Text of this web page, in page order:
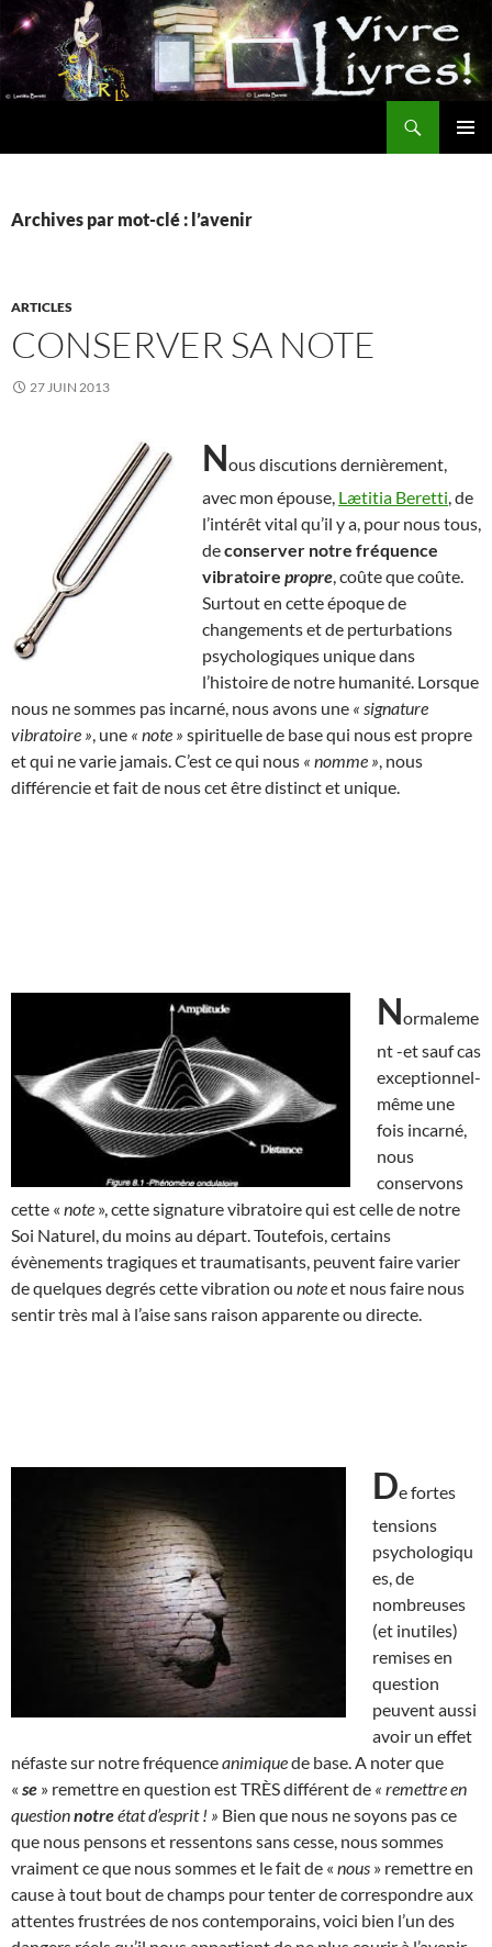
Aller
au
contenu
Archives par mot-clé : l’avenir
ARTICLES
CONSERVER SA NOTE
27 JUIN 2013
Nous discutions dernièrement,
avec mon épouse, Lætitia Beretti , de
l’intérêt vital qu’il y a, pour nous tous,
deconserver notre fréquence
vibratoire propre , coûte que coûte.
Surtout en cette époque de
changements et de perturbations
psychologiques unique dans
l’histoire de notre humanité. Lorsque
nous ne sommes pas incarné, nous avons une « signature
vibratoire » , une « note » spirituelle de base qui nous est propre
et qui ne varie jamais. C’est ce qui nous « nomme » , nous
différencie et fait de nous cet être distinct et unique.
Normaleme
nt -et sauf cas
exceptionnel-
même une
fois incarné,
nous
conservons
cette « note », cette signature vibratoire qui est celle de notre
Soi Naturel, du moins au départ. Toutefois, certains
évènements tragiques et traumatisants, peuvent faire varier
de quelques degrés cette vibration ou noteet nous faire nous
sentir très mal à l’aise sans raison apparente ou directe.
De fortes
tensions
psychologiqu
es, de
nombreuses
(et inutiles)
remises en
question
peuvent aussi
avoir un effet
néfaste sur notre fréquenceanimiquede base. A noter que
« se » remettre en question est TRÈS différent de « remettre en
questionnotreétat d’esprit ! » Bien que nous ne soyons pas ce
que nous pensons et ressentons sans cesse, nous sommes
vraiment ce que nous sommes et le fait de « nous » remettre en
cause à tout bout de champs pour tenter de correspondre aux
attentes frustrées de nos contemporains, voici bien l’un des